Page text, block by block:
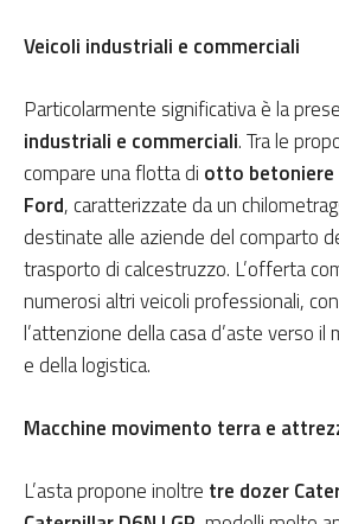
Veicoli industriali e commerciali
Particolarmente significativa è la
industriali e commerciali. Tra le
compare una flotta di otto
Ford, caratterizzate da un
destinate alle aziende del comparto
trasporto di calcestruzzo. L’offerta
numerosi altri veicoli professionali,
l’attenzione della casa d’aste verso
e della logistica.
Macchine movimento terra e
L’asta propone inoltre tre dozer